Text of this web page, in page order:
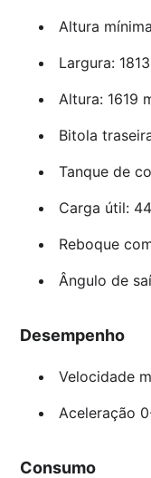
Altura
Largura:
Altura: 1619
Bitola
Tanque de
Carga útil:
Reboque
Ângulo de
Desempenho
Velocidade
Aceleração
Consumo